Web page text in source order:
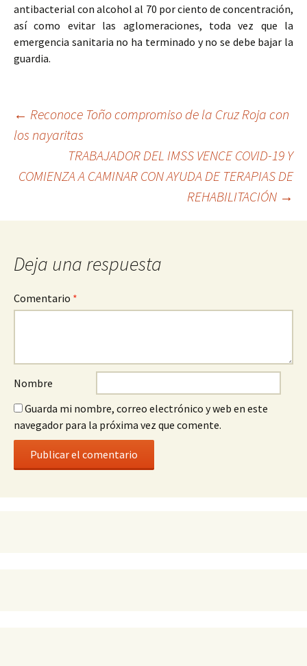
antibacterial con alcohol al 70 por ciento de concentración,
así como evitar las aglomeraciones, toda vez que la
emergencia sanitaria no ha terminado y no se debe bajar la
guardia.
← Reconoce Toño compromiso de la Cruz Roja con
los nayaritas
TRABAJADOR DEL IMSS VENCE COVID-19 Y
COMIENZA A CAMINAR CON AYUDA DE TERAPIAS DE
REHABILITACIÓN →
Deja una respuesta
Comentario *
Nombre
Guarda mi nombre, correo electrónico y web en este
navegador para la próxima vez que comente.